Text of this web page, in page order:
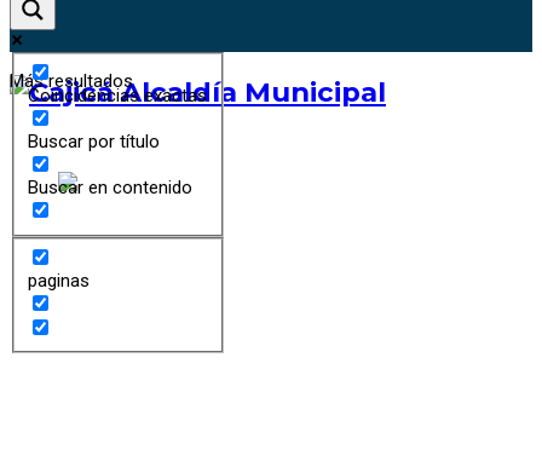
Más resultados
Coincidencias exactas
Buscar por título
Buscar en contenido
paginas